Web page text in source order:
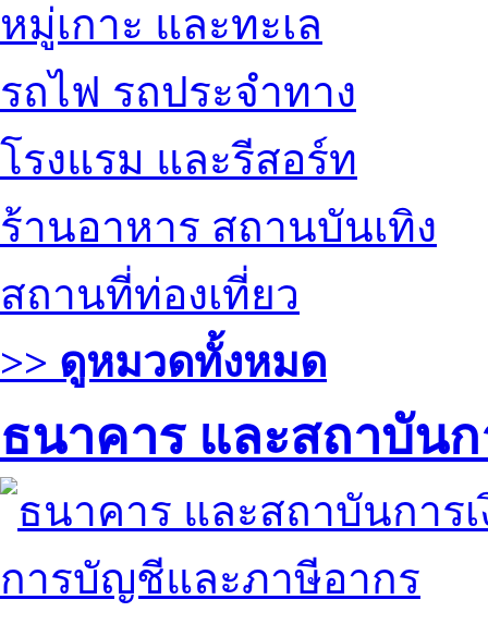
หมู่เกาะ และทะเล
รถไฟ รถประจำทาง
โรงแรม และรีสอร์ท
ร้านอาหาร สถานบันเทิง
สถานที่ท่องเที่ยว
>> ดูหมวดทั้งหมด
ธนาคาร และสถาบันก
การบัญชีและภาษีอากร